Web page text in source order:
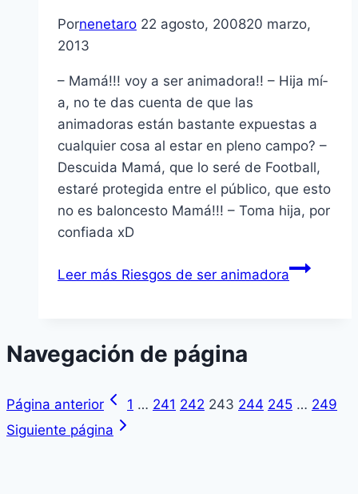
Pornenetaro 22 agosto, 200820 marzo,
2013
– Mamá!!! voy a ser animadora!! – Hija mí­
a, no te das cuenta de que las
animadoras están bastante expuestas a
cualquier cosa al estar en pleno campo? –
Descuida Mamá, que lo seré de Football,
estaré protegida entre el público, que esto
no es baloncesto Mamá!!! – Toma hija, por
confiada xD
Leer más Riesgos de ser animadora
Navegación de página
Página anterior 1 … 241 242 243 244 245 … 249
Siguiente página